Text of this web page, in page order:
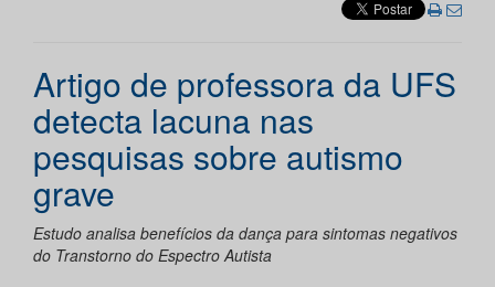
Artigo de professora da UFS
detecta lacuna nas
pesquisas sobre autismo
grave
Estudo analisa benefícios da dança para sintomas negativos
do Transtorno do Espectro Autista